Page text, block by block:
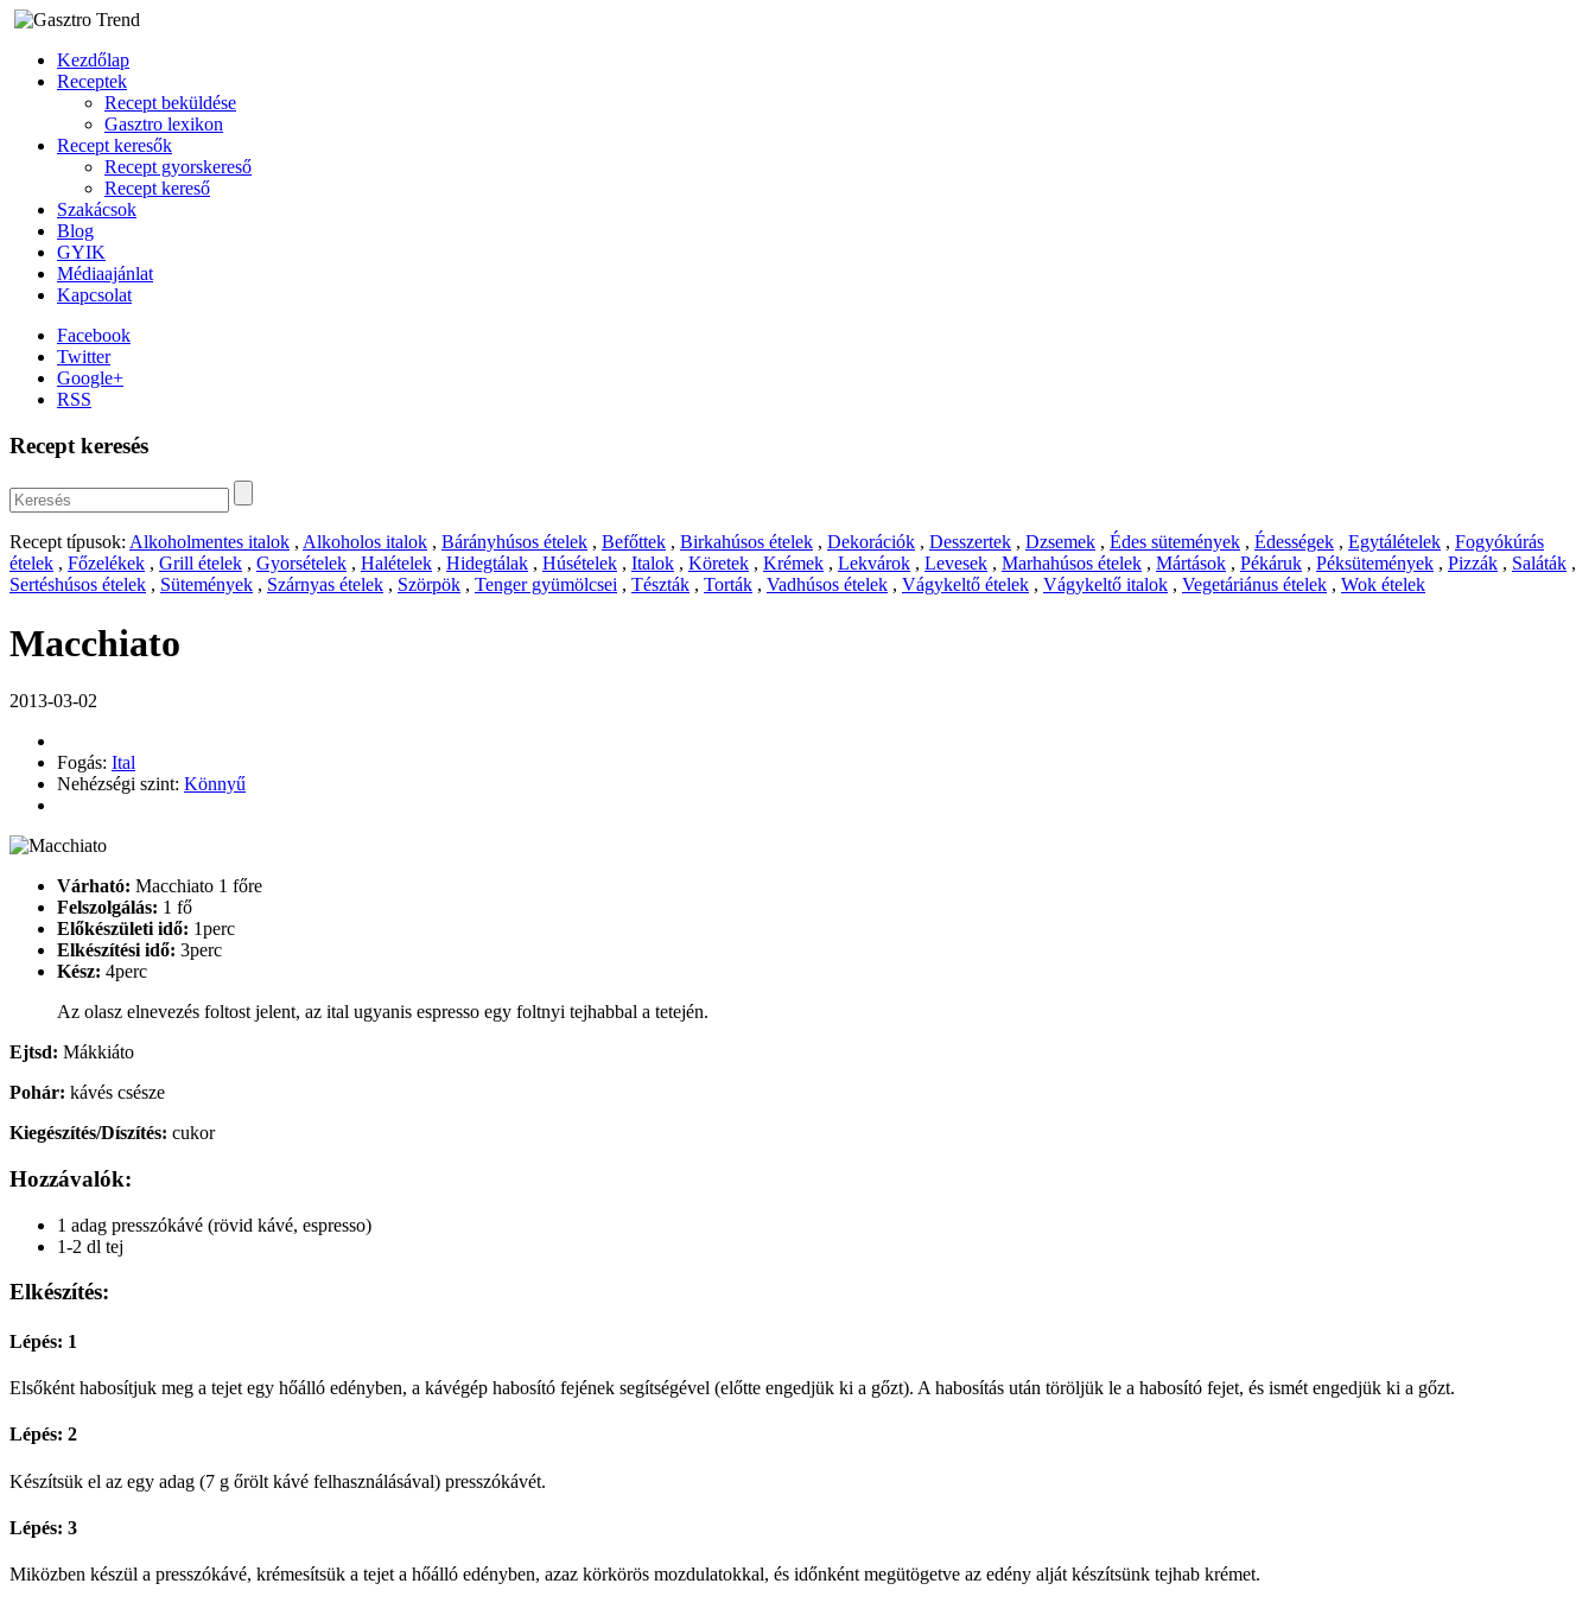
Kezdőlap
Receptek
Recept beküldése
Gasztro lexikon
Recept keresők
Recept gyorskereső
Recept kereső
Szakácsok
Blog
GYIK
Médiaajánlat
Kapcsolat
Facebook
Twitter
Google+
RSS
Recept keresés
Recept típusok: Alkoholmentes italok , Alkoholos italok , Bárányhúsos ételek , Befőttek , Birkahúsos ételek , Dekorációk , Desszertek , Dzsemek , Édes sütemények , Édességek , Egytálételek , Fogyókúrás
ételek , Főzelékek , Grill ételek , Gyorsételek , Halételek , Hidegtálak , Húsételek , Italok , Köretek , Krémek , Lekvárok , Levesek , Marhahúsos ételek , Mártások , Pékáruk , Péksütemények , Pizzák , Saláták ,
Sertéshúsos ételek , Sütemények , Szárnyas ételek , Szörpök , Tenger gyümölcsei , Tészták , Torták , Vadhúsos ételek , Vágykeltő ételek , Vágykeltő italok , Vegetáriánus ételek , Wok ételek
Macchiato
2013-03-02
Fogás: Ital
Nehézségi szint: Könnyű
Várható: Macchiato 1 főre
Felszolgálás: 1 fő
Előkészületi idő: 1perc
Elkészítési idő: 3perc
Kész: 4perc
Az olasz elnevezés foltost jelent, az ital ugyanis espresso egy foltnyi tejhabbal a tetején.
Ejtsd: Mákkiáto
Pohár: kávés csésze
Kiegészítés/Díszítés: cukor
Hozzávalók:
1 adag presszókávé (rövid kávé, espresso)
1-2 dl tej
Elkészítés:
Lépés: 1
Elsőként habosítjuk meg a tejet egy hőálló edényben, a kávégép habosító fejének segítségével (előtte engedjük ki a gőzt). A habosítás után töröljük le a habosító fejet, és ismét engedjük ki a gőzt.
Lépés: 2
Készítsük el az egy adag (7 g őrölt kávé felhasználásával) presszókávét.
Lépés: 3
Miközben készül a presszókávé, krémesítsük a tejet a hőálló edényben, azaz körkörös mozdulatokkal, és időnként megütögetve az edény alját készítsünk tejhab krémet.